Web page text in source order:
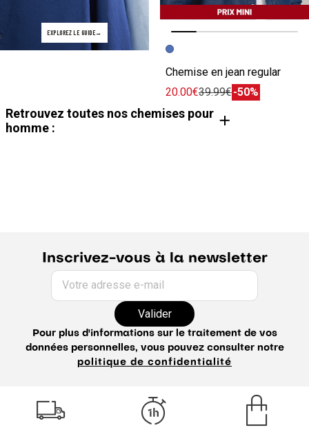
EXPLOREZ LE GUIDE
Image précédente
Image suivante
Chemise en jean regular
20.00€39.99€-50%
Retrouvez toutes nos chemises pour
homme :
Chemise flanelle Homme
Chemise manche longue homme
Guide de la chemiseChemise hiver homme
Chemise regular homme
Inscrivez-vous à la newsletter
Votre adresse e-mail
Valider
Pour plus d'informations sur le traitement de vos
données personnelles, vous pouvez consulter notre
politique de confidentialité